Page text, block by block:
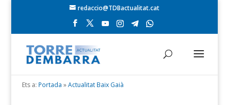
redaccio@TDBactualitat.cat
Ets a: Portada »Actualitat Baix Gaià